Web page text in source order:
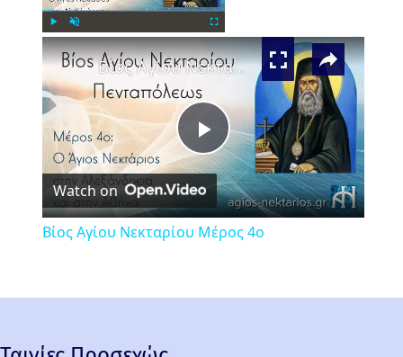
×
Play
Video
Βίος Αγίου Νεκταρίου Μέρος 4ο
Watch on
Βίος Αγίου Νεκταρίου Μέρος 4ο